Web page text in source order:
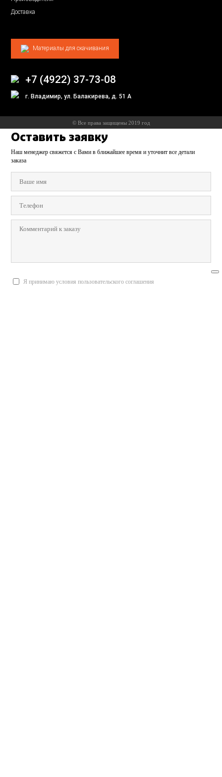
Доставка
Материалы для скачивания
+7 (4922) 37-73-08
г. Владимир, ул. Балакирева, д. 51 А
© Все права защищены 2019 год
Оставить заявку
Наш менеджер свяжется с Вами в ближайшее время и уточнит все детали
заказа
Я принимаю условия пользовательского соглашения